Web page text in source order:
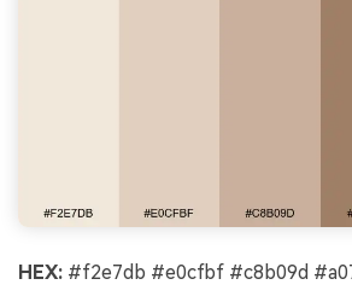
HEX: #f2e7db #e0cfbf #c8b09d